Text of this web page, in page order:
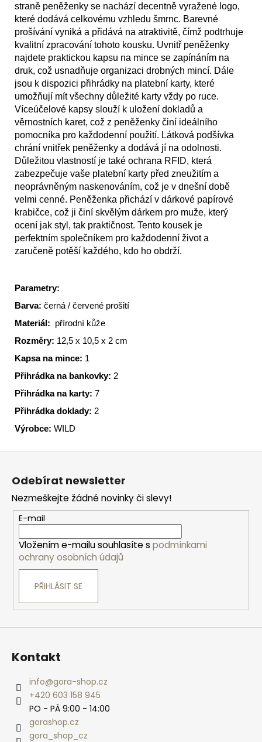
straně peněženky se nachází decentně vyražené logo,
které dodává celkovému vzhledu šmrnc. Barevné
prošívání vyniká a přidává na atraktivitě, čímž podtrhuje
kvalitní zpracování tohoto kousku. Uvnitř peněženky
najdete praktickou kapsu na mince se zapínáním na
druk, což usnadňuje organizaci drobných mincí. Dále
jsou k dispozici přihrádky na platební karty, které
umožňují mít všechny důležité karty vždy po ruce.
Víceúčelové kapsy slouží k uložení dokladů a
věrnostních karet, což z peněženky činí ideálního
pomocníka pro každodenní použití. Látková podšívka
chrání vnitřek peněženky a dodává jí na odolnosti.
Důležitou vlastností je také ochrana RFID, která
zabezpečuje vaše platební karty před zneužitím a
neoprávněným naskenováním, což je v dnešní době
velmi cenné. Peněženka přichází v dárkové papírové
krabičce, což ji činí skvělým dárkem pro muže, který
ocení jak styl, tak praktičnost. Tento kousek je
perfektním společníkem pro každodenní život a
zaručeně potěší každého, kdo ho obdrží.
Parametry:
Barva: černá / červené prošití
Materiál: přírodní kůže
Rozměry: 12,5 x 10,5 x 2 cm
Kapsa na mince: 1
Přihrádka na bankovky: 2
Přihrádka na karty: 7
Přihrádka doklady: 2
Výrobce: WILD
Z
Odebírat newsletter
Nezmeškejte žádné novinky či slevy!
E-mail
Vložením e-mailu souhlasíte s podmínkami
ochrany osobních údajů
PŘIHLÁSIT SE
Kontakt
info@gora-shop.cz
+420 603 158 945
PO - PÁ 9:00 - 14:00
gorashop.cz
gora_shop_cz